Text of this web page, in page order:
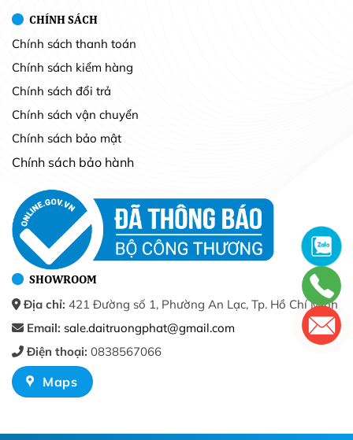
CHÍNH SÁCH
Chính sách thanh toán
Chính sách kiểm hàng
Chính sách đổi trả
Chính sách vận chuyển
Chính sách bảo mật
Chính sách bảo hành
SHOWROOM
Địa chỉ: 421 Đường số 1, Phường An Lạc, Tp. Hồ Chí Minh
Email: sale.daitruongphat@gmail.com
Điện thoại: 0838567066
Maps